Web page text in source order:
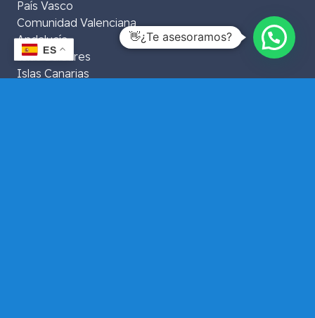
País Vasco
Comunidad Valenciana
Andalucía
Islas Baleares
Islas Canarias
ES
👋¿Te asesoramos?